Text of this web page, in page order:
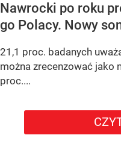
Nawrocki po roku
go Polacy. Nowy
21,1 proc. badanych
można zrecenzować jako
proc....